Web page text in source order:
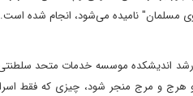
اندیشکده موسسه خدمات متحد سلطنتی
هرج و مرج منجر شود، چیزی که فقط